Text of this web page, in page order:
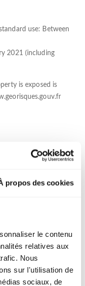
propos des cookies
le contenu
relatives aux
Nous
sur l'utilisation de
sociaux, de
use: Between
2021 (including
is exposed is